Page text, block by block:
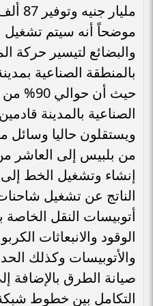
مليار جنيه وتوفير 87 ألف فرصة عمل .
موضحاً أنه سيتم
والبضائع لتيسير حركة
بالمنطقة الصناعية
حيث أن
الصناعية بالمدينة
ويستقلون حاليا وسائل
من بلبيس إلى العاشر
إنشاء وتشغيل الخط إلى
الناتج عن تشغيل
أتوبيسات النقل الخاصة
الوقود والانبعاثات
والأتوبيسات وكذلك
صيانة الطرق بالإضافة
التكامل بين خطوط